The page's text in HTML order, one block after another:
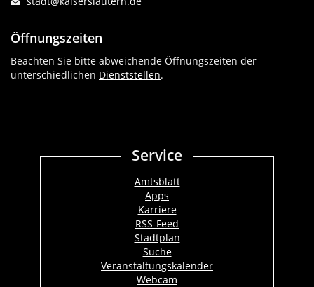
Öffnungszeiten
Beachten Sie bitte abweichende Öffnungszeiten der
unterschiedlichen Dienststellen.
Service
Amtsblatt
Apps
Karriere
RSS-Feed
Stadtplan
Suche
Veranstaltungskalender
Webcam